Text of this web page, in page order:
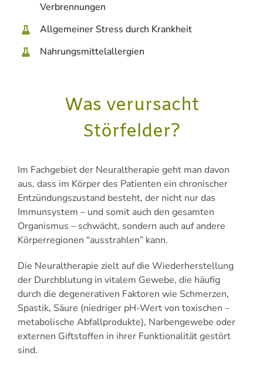
Verbrennungen
Allgemeiner Stress durch Krankheit
Nahrungsmittelallergien
Was verursacht
Störfelder?
Im Fachgebiet der Neuraltherapie geht man davon
aus, dass im Körper des Patienten ein chronischer
Entzündungszustand besteht, der nicht nur das
Immunsystem – und somit auch den gesamten
Organismus – schwächt, sondern auch auf andere
Körperregionen “ausstrahlen” kann.
Die Neuraltherapie zielt auf die Wiederherstellung
der Durchblutung in vitalem Gewebe, die häufig
durch die degenerativen Faktoren wie Schmerzen,
Spastik, Säure (niedriger pH-Wert von toxischen –
metabolische Abfallprodukte), Narbengewebe oder
externen Giftstoffen in ihrer Funktionalität gestört
sind.